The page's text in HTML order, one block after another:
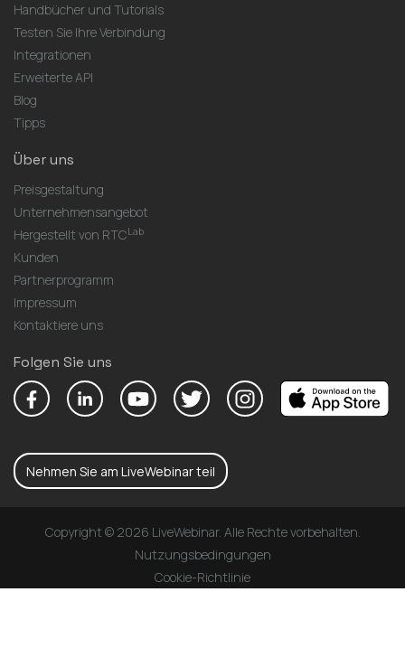
Handbücher und Tutorials
Testen Sie Ihre Verbindung
Integrationen
Erweiterte API
Blog
Tipps
Über uns
Preisgestaltung
Unternehmensangebot
Hergestellt von RTCLab
Kunden
Partnerprogramm
Impressum
Kontaktiere uns
Folgen Sie uns
Nehmen Sie am LiveWebinar teil
Copyright © 2026 LiveWebinar. Alle Rechte vorbehalten.
Nutzungsbedingungen
Cookie-Richtlinie